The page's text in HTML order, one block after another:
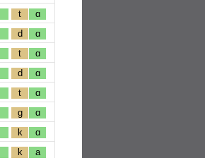
t ɑ
d ɑ
t ɑ
d ɑ
t ɑ
g ɑ
k ɑ
k a